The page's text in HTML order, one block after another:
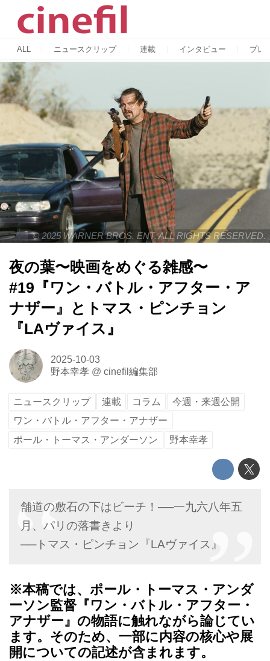
ALL ニュースクリップ 連載 インタビュー プレ
© 2025 WARNER BROS. ENT. ALL RIGHTS RESERVED.
夜の葉〜映画をめぐる雑感〜
#19『ワン・バトル・アフター・ア
ナザー』とトマス・ピンチョン
『LAヴァイス』
2025-10-03
野本幸孝@ cinefil編集部
ニュースクリップ 連載 コラム
今週・来週公開
ワン・バトル・アフター・アナザー
ポール・トーマス・アンダーソン
野本幸孝
舗道の敷石の下はビーチ！──一九六八年五
月、パリの落書きより
──トマス・ピンチョン『LAヴァイス』
※本稿では、ポール・トーマス・アンダ
ーソン監督『ワン・バトル・アフター・
アナザー』の物語に触れながら論じてい
ます。そのため、一部に内容の核心や展
開についての記述が含まれます。